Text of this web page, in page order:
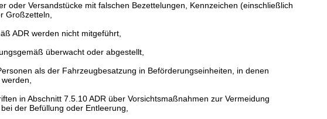
oder Versandstücke mit falschen Bezettelungen, Kennzeichen (einschließlich
Großzetteln,
ADR werden nicht mitgeführt,
überwacht oder abgestellt,
als der Fahrzeugbesatzung in Beförderungseinheiten, in denen
in Abschnitt 7.5.10 ADR über Vorsichtsmaßnahmen zur Vermeidung
der Befüllung oder Entleerung,